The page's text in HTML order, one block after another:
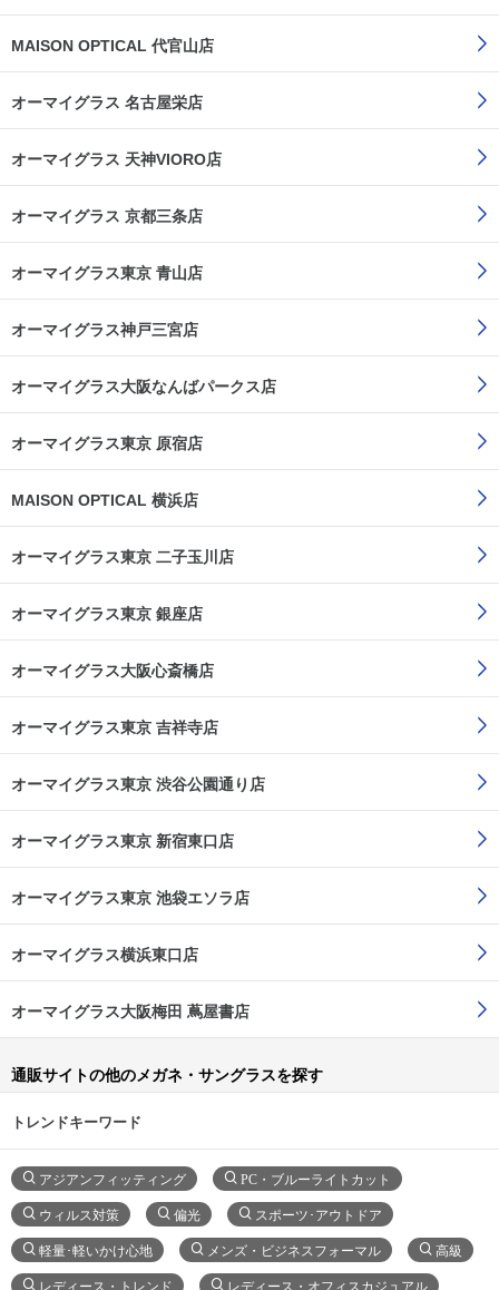
MAISON OPTICAL 代官山店
オーマイグラス 名古屋栄店
オーマイグラス 天神VIORO店
オーマイグラス 京都三条店
オーマイグラス東京 青山店
オーマイグラス神戸三宮店
オーマイグラス大阪なんばパークス店
オーマイグラス東京 原宿店
MAISON OPTICAL 横浜店
オーマイグラス東京 二子玉川店
オーマイグラス東京 銀座店
オーマイグラス大阪心斎橋店
オーマイグラス東京 吉祥寺店
オーマイグラス東京 渋谷公園通り店
オーマイグラス東京 新宿東口店
オーマイグラス東京 池袋エソラ店
オーマイグラス横浜東口店
オーマイグラス大阪梅田 蔦屋書店
通販サイトの他のメガネ・サングラスを探す
トレンドキーワード
アジアンフィッティング PC・ブルーライトカット
ウィルス対策 偏光 スポーツ･アウトドア
軽量･軽いかけ心地 メンズ・ビジネスフォーマル 高級
レディース・トレンド レディース・オフィスカジュアル